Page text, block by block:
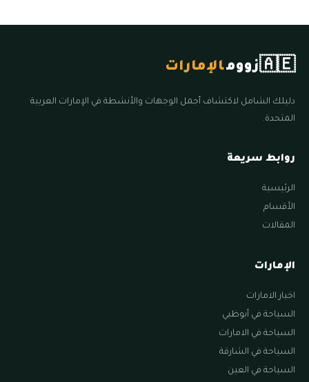
🇦🇪زوومالإمارات
دليلك الشامل لاكتشاف أجمل الوجهات والأنشطة في الإمارات العربية
المتحدة.
روابط سريعة
الرئيسية
الأقسام
المقالات
الإمارات
اخبار الامارات
السياحة في أبوظبي
السياحة في الامارات
السياحة في الشارقة
السياحة في العين